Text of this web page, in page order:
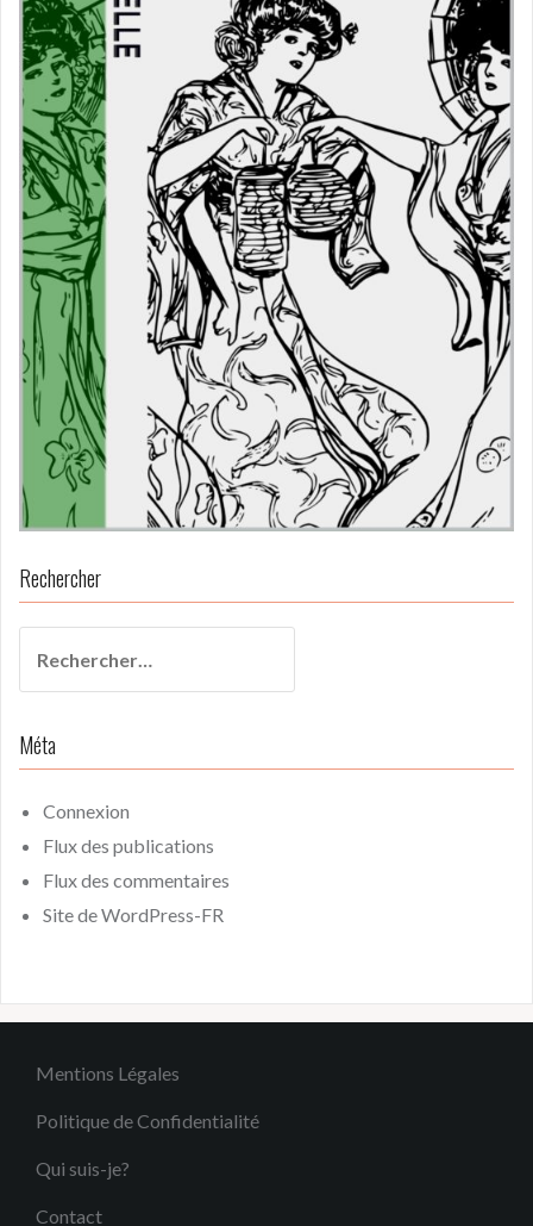
Rechercher
Méta
Connexion
Flux des publications
Flux des commentaires
Site de WordPress-FR
Mentions Légales
Politique de Confidentialité
Qui suis-je?
Contact